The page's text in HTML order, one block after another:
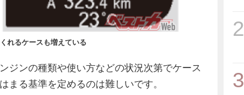
れるケースも増えている
ンの種類や使い方などの状況次第でケース
まる基準を定めるのは難しいです。
2
3